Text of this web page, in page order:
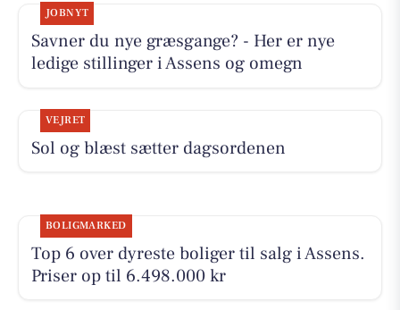
JOBNYT
Savner du nye græsgange? - Her er nye
ledige stillinger i Assens og omegn
VEJRET
Sol og blæst sætter dagsordenen
BOLIGMARKED
Top 6 over dyreste boliger til salg i Assens.
Priser op til 6.498.000 kr